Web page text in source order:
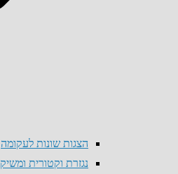
הצגות שונות לעקומה
נגזרת וקטורית ומשיק